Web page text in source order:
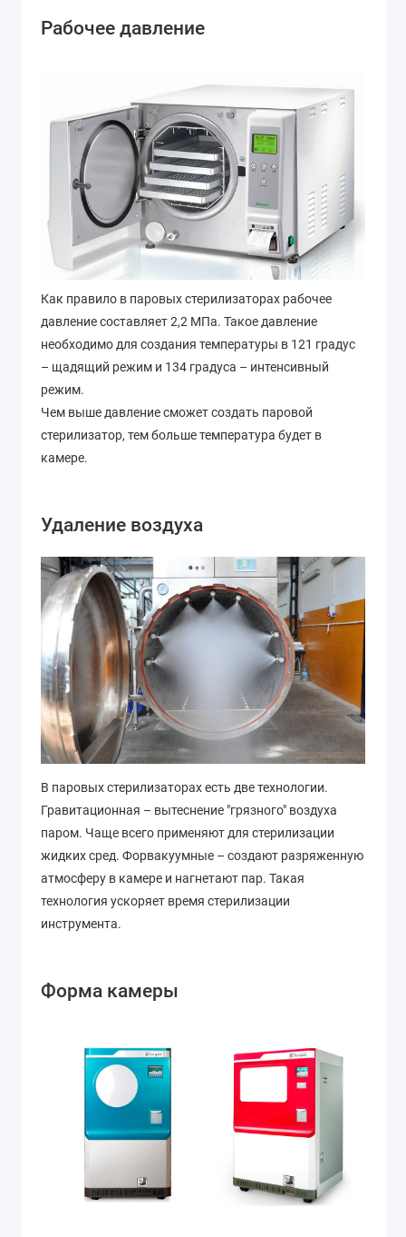
Рабочее давление
Как правило в паровых стерилизаторах рабочее
давление составляет 2,2 МПа. Такое давление
необходимо для создания температуры в 121 градус
– щадящий режим и 134 градуса – интенсивный
режим.
Чем выше давление сможет создать паровой
стерилизатор, тем больше температура будет в
камере.
Удаление воздуха
В паровых стерилизаторах есть две технологии.
Гравитационная – вытеснение "грязного" воздуха
паром. Чаще всего применяют для стерилизации
жидких сред. Форвакуумные – создают разряженную
атмосферу в камере и нагнетают пар. Такая
технология ускоряет время стерилизации
инструмента.
Форма камеры